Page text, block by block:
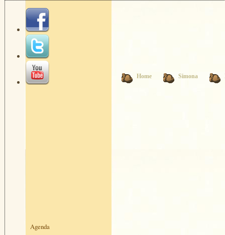
Home Simona
Agenda